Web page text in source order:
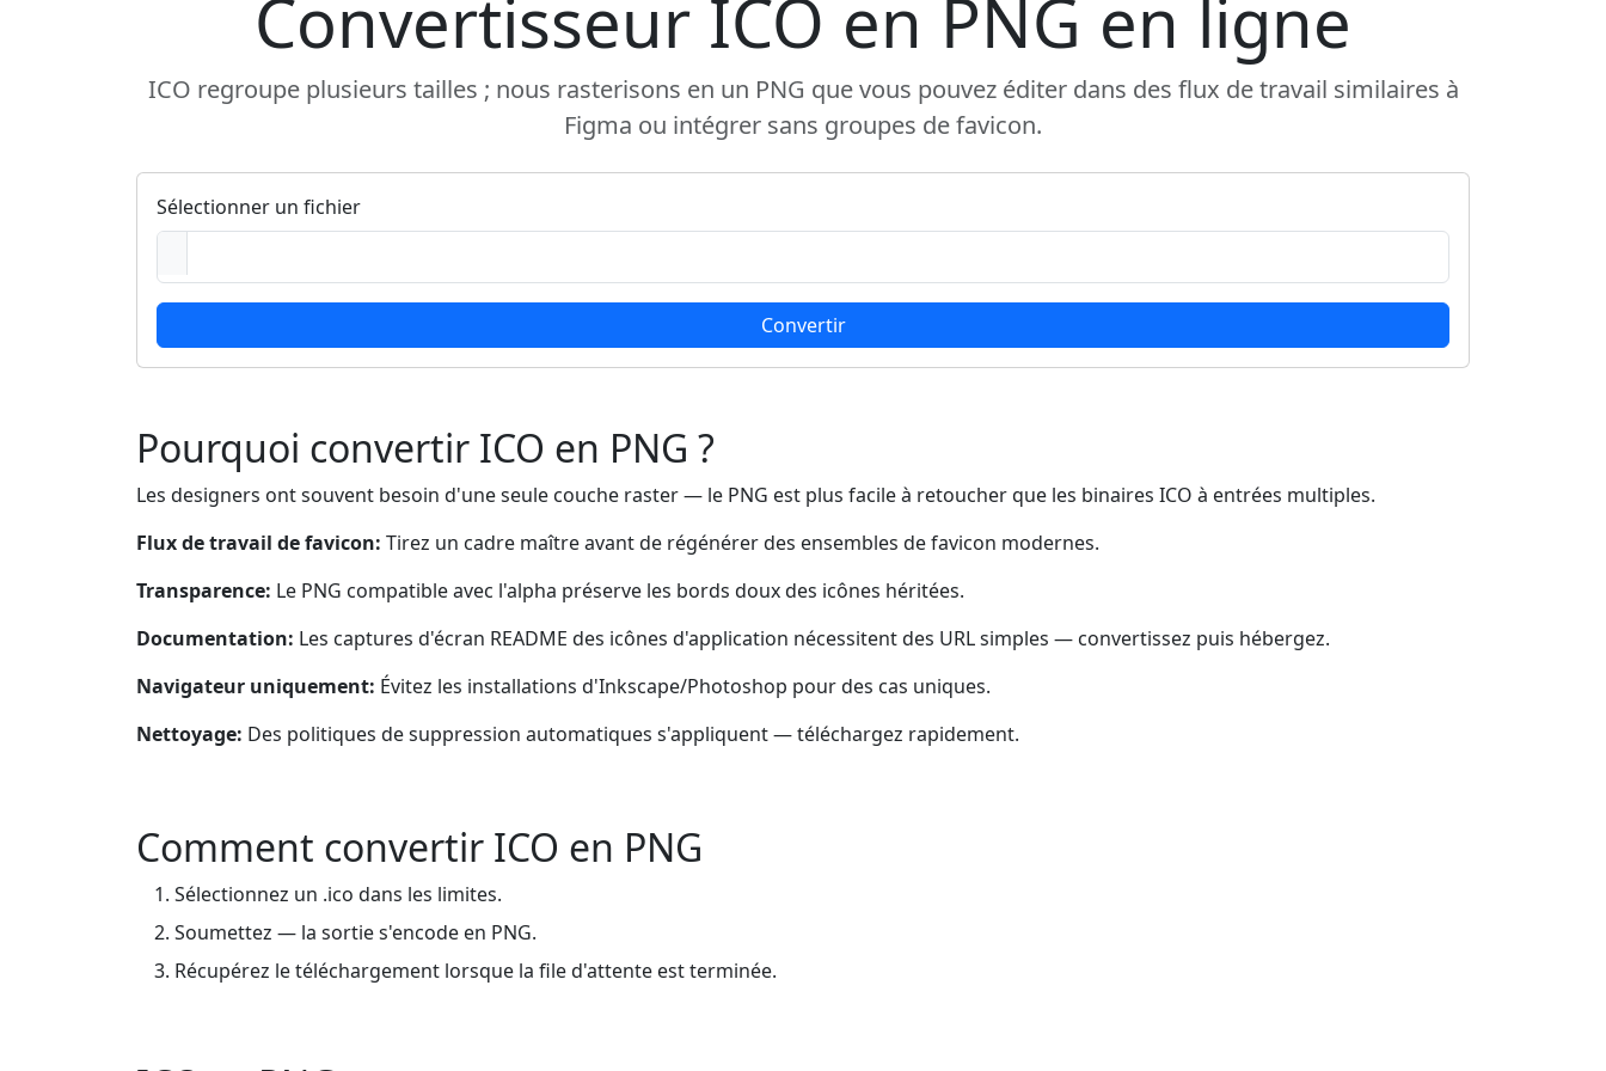
Convertisseur ICO en PNG en ligne
ICO regroupe plusieurs tailles ; nous rasterisons en un PNG que vous pouvez éditer dans des flux de travail similaires à
Figma ou intégrer sans groupes de favicon.
Sélectionner un fichier
Convertir
Pourquoi convertir ICO en PNG ?
Les designers ont souvent besoin d'une seule couche raster — le PNG est plus facile à retoucher que les binaires ICO à entrées multiples.
Flux de travail de favicon: Tirez un cadre maître avant de régénérer des ensembles de favicon modernes.
Transparence: Le PNG compatible avec l'alpha préserve les bords doux des icônes héritées.
Documentation: Les captures d'écran README des icônes d'application nécessitent des URL simples — convertissez puis hébergez.
Navigateur uniquement: Évitez les installations d'Inkscape/Photoshop pour des cas uniques.
Nettoyage: Des politiques de suppression automatiques s'appliquent — téléchargez rapidement.
Comment convertir ICO en PNG
Sélectionnez un .ico dans les limites.
Soumettez — la sortie s'encode en PNG.
Récupérez le téléchargement lorsque la file d'attente est terminée.